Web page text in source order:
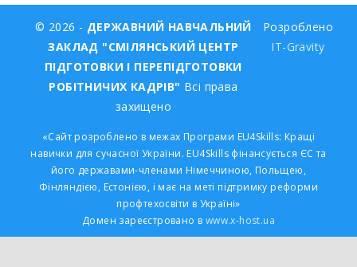
© 2026 - ДЕРЖАВНИЙ НАВЧАЛЬНИЙ
ЗАКЛАД "СМІЛЯНСЬКИЙ ЦЕНТР
ПІДГОТОВКИ І ПЕРЕПІДГОТОВКИ
РОБІТНИЧИХ КАДРІВ" Всі права
захищено
Розроблено
IT-Gravity
«Сайт розроблено в межах Програми EU4Skills: Кращі
навички для сучасної України. EU4Skills фінансується ЄС та
його державами-членами Німеччиною, Польщею,
Фінляндією, Естонією, і має на меті підтримку реформи
профтехосвіти в Україні»
Домен зареєстровано в www.x-host.ua